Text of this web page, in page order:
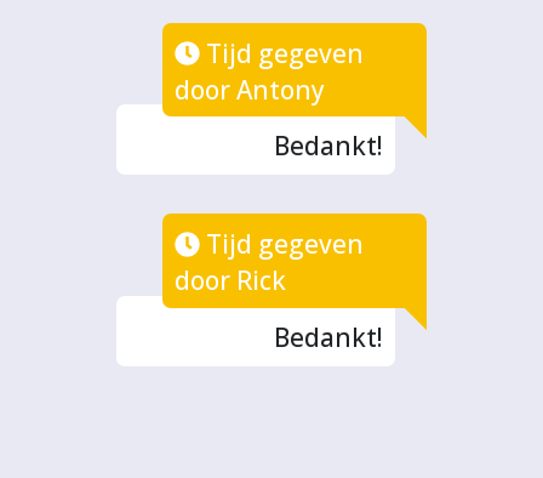
Tijd gegeven
door Antony
Bedankt!
Tijd gegeven
door Rick
Bedankt!